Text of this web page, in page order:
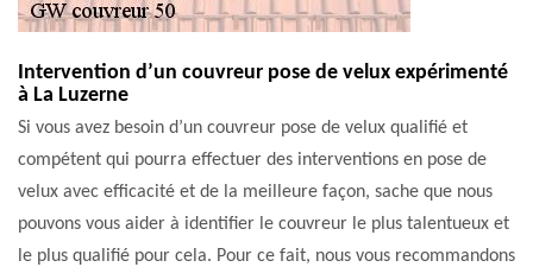
Intervention d’un couvreur pose de velux expérimenté
à La Luzerne
Si vous avez besoin d’un couvreur pose de velux qualifié et
compétent qui pourra effectuer des interventions en pose de
velux avec efficacité et de la meilleure façon, sache que nous
pouvons vous aider à identifier le couvreur le plus talentueux et
le plus qualifié pour cela. Pour ce fait, nous vous recommandons